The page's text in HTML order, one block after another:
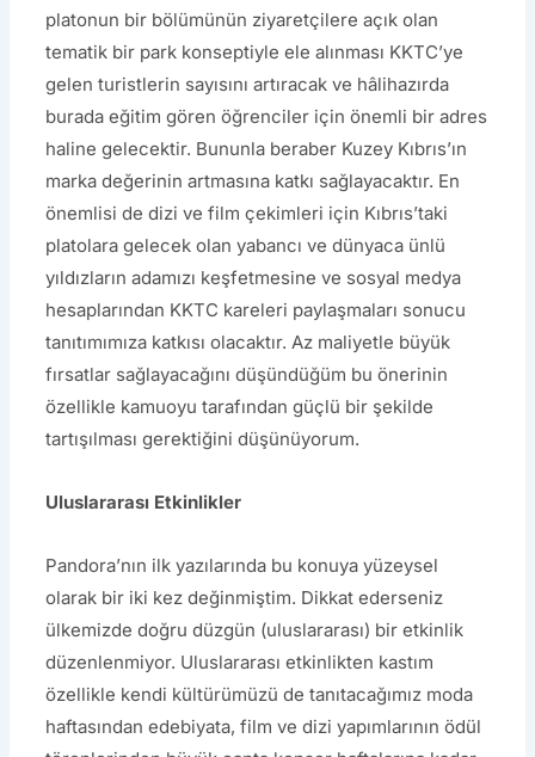
platonun bir bölümünün ziyaretçilere açık olan
tematik bir park konseptiyle ele alınması KKTC’ye
gelen turistlerin sayısını artıracak ve hâlihazırda
burada eğitim gören öğrenciler için önemli bir adres
haline gelecektir. Bununla beraber Kuzey Kıbrıs’ın
marka değerinin artmasına katkı sağlayacaktır. En
önemlisi de dizi ve film çekimleri için Kıbrıs’taki
platolara gelecek olan yabancı ve dünyaca ünlü
yıldızların adamızı keşfetmesine ve sosyal medya
hesaplarından KKTC kareleri paylaşmaları sonucu
tanıtımımıza katkısı olacaktır. Az maliyetle büyük
fırsatlar sağlayacağını düşündüğüm bu önerinin
özellikle kamuoyu tarafından güçlü bir şekilde
tartışılması gerektiğini düşünüyorum.
Uluslararası Etkinlikler
Pandora’nın ilk yazılarında bu konuya yüzeysel
olarak bir iki kez değinmiştim. Dikkat ederseniz
ülkemizde doğru düzgün (uluslararası) bir etkinlik
düzenlenmiyor. Uluslararası etkinlikten kastım
özellikle kendi kültürümüzü de tanıtacağımız moda
haftasından edebiyata, film ve dizi yapımlarının ödül